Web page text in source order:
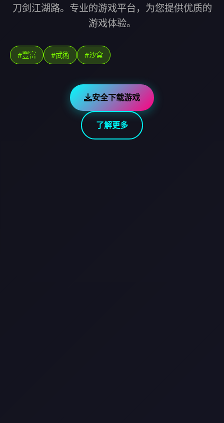
刀剑江湖路。专业的游戏平台，为您提供优质的
游戏体验。
#豐富 #武術 #沙盒
安全下载游戏
了解更多